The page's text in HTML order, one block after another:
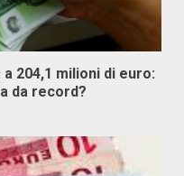
204,1 milioni di euro:
da record?